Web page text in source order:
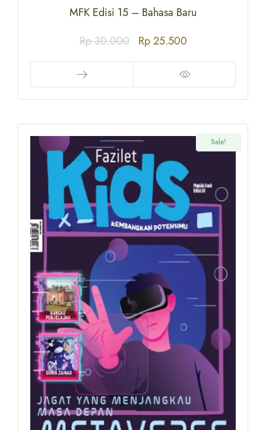
MFK Edisi 15 – Bahasa Baru
Rp30.000 Rp25.500
Sale!